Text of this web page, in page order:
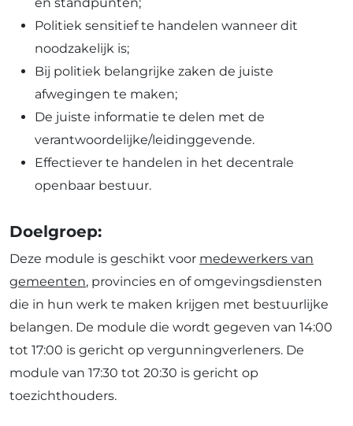
Politiek sensitief te handelen wanneer dit
noodzakelijk is;
Bij politiek belangrijke zaken de juiste
afwegingen te maken;
De juiste informatie te delen met de
verantwoordelijke/leidinggevende.
Effectiever te handelen in het decentrale
openbaar bestuur.
Doelgroep:
Deze module is geschikt voor medewerkers van
gemeenten, provincies en of omgevingsdiensten
die in hun werk te maken krijgen met bestuurlijke
belangen. De module die wordt gegeven van 14:00
tot 17:00 is gericht op vergunningverleners. De
module van 17:30 tot 20:30 is gericht op
toezichthouders.